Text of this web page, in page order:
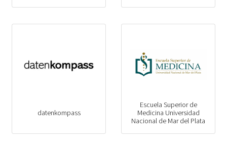
datenkompass
Escuela Superior de
Medicina Universidad
Nacional de Mar del Plata